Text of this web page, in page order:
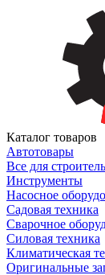
Каталог товаров
Автотовары
Все для
Инструменты
Насосное
Садовая техника
Сварочное
Силовая техника
Климатическая
Оригинальные